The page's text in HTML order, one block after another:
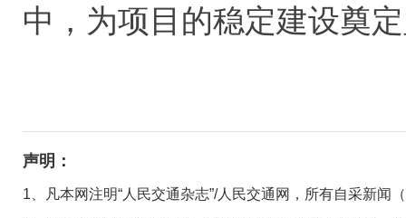
中，为项目的稳定建设奠
声明：
1、凡本网注明“人民交通杂志”/人民交通网，所有自采新